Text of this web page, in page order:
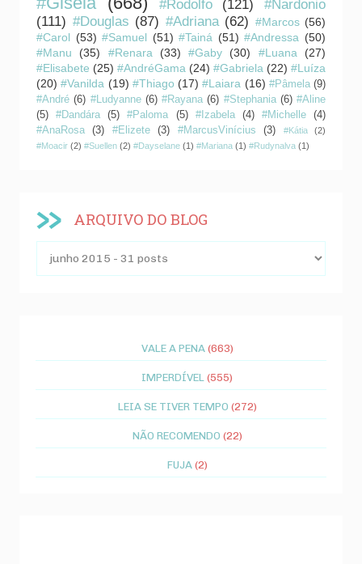
#Rodolfo (121)
#Nardonio
(111) #Douglas (87) #Adriana (62) #Marcos (56)
#Carol (53) #Samuel (51) #Tainá (51) #Andressa (50)
#Manu
(35) #Renara (33) #Gaby (30) #Luana
(27)
#Elisabete (25) #AndréGama (24) #Gabriela (22) #Luíza
(20) #Vanilda (19) #Thiago (17) #Laiara (16) #Pâmela (9)
#André (6) #Ludyanne (6) #Rayana (6) #Stephania (6) #Aline
(5)
#Dandára (5) #Paloma (5) #Izabela (4) #Michelle
(4)
#AnaRosa
(3) #Elizete (3) #MarcusVinícius (3) #Kátia
(2)
#Moacir (2) #Suellen (2) #Dayselane (1) #Mariana (1) #Rudynalva (1)
ARQUIVO DO BLOG
VALE A PENA (663)
IMPERDÍVEL (555)
LEIA SE TIVER TEMPO (272)
NÃO RECOMENDO (22)
FUJA (2)